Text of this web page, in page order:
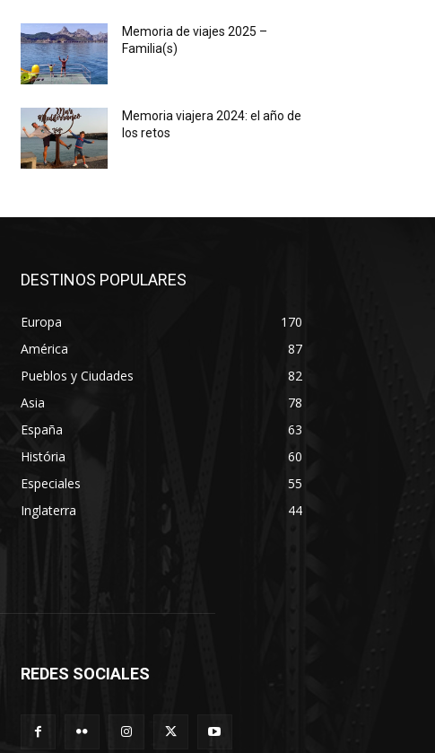
Memoria de viajes 2025 –
Familia(s)
Memoria viajera 2024: el año de
los retos
DESTINOS POPULARES
Europa
170
América
87
Pueblos y Ciudades
82
Asia
78
España
63
História
60
Especiales
55
Inglaterra
44
REDES SOCIALES